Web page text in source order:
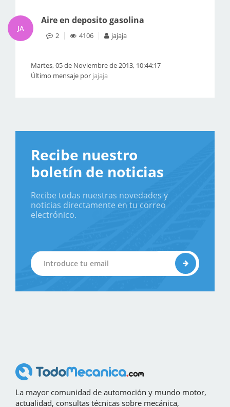
JA
Aire en deposito gasolina
2 4106 jajaja
Martes, 05 de Noviembre de 2013, 10:44:17
Último mensaje por jajaja
Recibe nuestro
boletín de noticias
Recibe todas nuestras novedades y
noticias directamente en tu correo
electrónico.
La mayor comunidad de automoción y mundo motor,
actualidad, consultas técnicas sobre mecánica,